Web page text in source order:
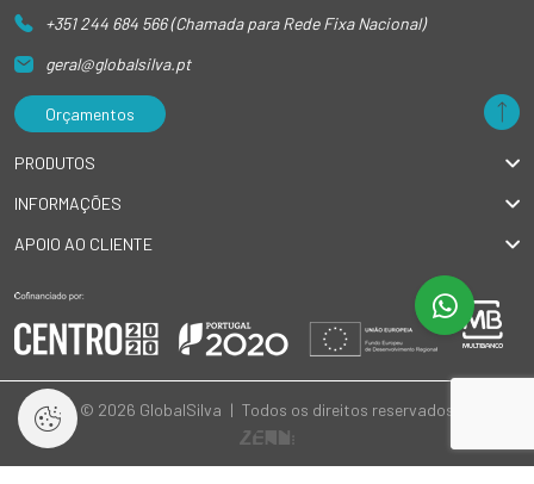
+351 244 684 566 (Chamada para Rede Fixa Nacional)
geral@globalsilva.pt
Orçamentos
PRODUTOS
INFORMAÇÕES
APOIO AO CLIENTE
© 2026 GlobalSilva | Todos os direitos reservados